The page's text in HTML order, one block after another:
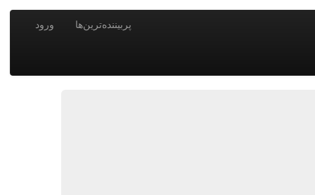
پربیننده‌ترین‌ها ورود